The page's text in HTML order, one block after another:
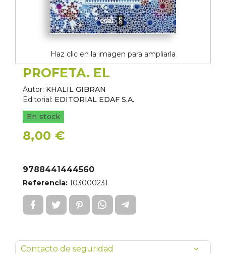
Haz clic en la imagen para ampliarla
PROFETA. EL
Autor: KHALIL GIBRAN
Editorial: EDITORIAL EDAF S.A.
En stock
8,00 €
9788441444560
Referencia: 103000231
Contacto de seguridad